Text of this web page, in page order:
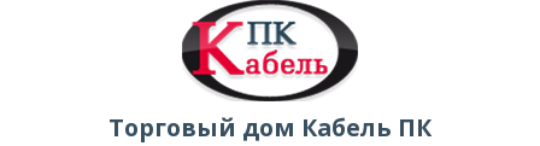
Торговый дом Кабель ПК